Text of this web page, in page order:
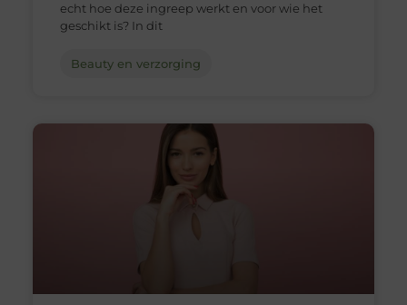
echt hoe deze ingreep werkt en voor wie het
geschikt is? In dit
Beauty en verzorging